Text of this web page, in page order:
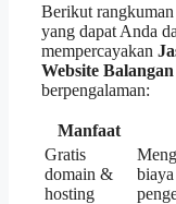
Berikut rangkuman
yang dapat Anda
mempercayakan
Website Balangan
berpengalaman:
Manfaat
Gratis
domain &
hosting